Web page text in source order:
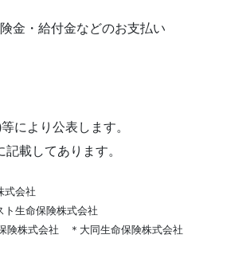
金・給付金などのお支払い
により公表します。
載してあります。
式会社
生命保険株式会社
険株式会社 ＊大同生命保険株式会社